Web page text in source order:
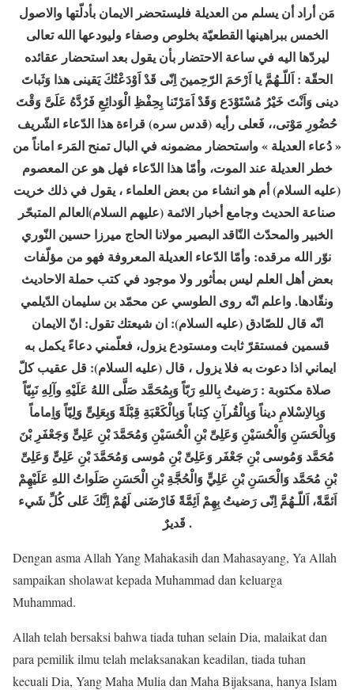
مَن أراد أن يسلم من العديلة فليستحضر الايمان بأدلّتها والاصول
الخمس ببراهينها القطعيّة بخلوص وصفاء وليودعها الله تعالى
ليردّها اليه في ساعة الاحتضار بأن يقول بعد استحضار عقائده
الحقّة : اَللّـهُمَّ يا اَرْحَمَ الرّحِمينَ اِنّى قَدْ اَوْدَعْتُكَ يَقينى هذا وَثَباتَ
دينى وَاَنْتَ خَيْرُ مُسْتَوْدَع وَقَدْ اَمَرْتَنا بِحِفْظِ الْوَدائِعِ فَرُدَّهُ عَلَىَّ وَقْتَ
حُضُورِ مَوْتى،، فَعلى رأيه (قدس سره) قراءة هذا الدّعاء الشّريف
« دُعاء العديلة » واستحضار مضمونه في البال تمنح المَرء اماناً من
خطر العديلة عند الموت، وأمّا هذا الدّعاء فهل هو عن المعصوم
(عليه السلام) أم هو انشاء من بعض العلماء ، يقول في ذلك خريت
صناعة الحديث وجامع أخبار الائمة (عليهم السلام)العالم المتبحّر
الخبير والمحدّث النّاقد البصير مولانا الحاج ميرزا حسين النّوري
نوّر الله مرقده: وأمّا الدّعاء العديلة المعروفة فهو من مؤلّفات
بعض أهل العلم ليس بمأثور ولا موجود في كتب حملة الاحاديث
ونقّادها. واعلم انّه روى الطوسي عن محمّد بن سليمان الدّيلمي
انّه قال للصّادق (عليه السلام): ان شيعتك تقول: انّ الايمان
قسمين فمستقرّ ثابت ومستودع يزول، فعلّمني دعاءً يكمل به
ايماني اذا دعوت به فلا يزول ، قال (عليه السلام): قل عقيب كلّ
صلاة مكتوبة : رَضيتُ بِاللهِ رَبّاً وَبِمُحَمَّد صَلَّى اللهُ عَلَيْهِ وآلِهِ نَبِيّاً
وَبِالاِسْلامِ ديناً وَبِالْقُرآنِ كِتاباً وَبِالْكَعْبَةِ قِبْلَةً وَبِعَلِىٍّ وَلِيّاً وَاِماماً
وَبِالْحَسَنِ وَالْحُسَيْنِ وَعَلِىِّ بْنِ الْحُسَيْنِ وَمُحَمَّدَ بْنِ عَلِىٍّ وَجَعْفَرِ بْنَ
مُحَمَّد وَمُوسى بْنِ جَعْفَر وَعَلِىِّ بْنِ مُوسى وَمُحَمَّدَ بْنِ عَلِىٍّ وَعَلِىِّ
بْنِ مُحَمَّد وَالْحَسَنِ بْنِ عَلِيٍّ وَالْحُجَّةِ بْنِ الْحَسَنِ صَلَواتُ اللهِ عَلَيْهِمْ
اَئمَّةً، اَللّـهُمَّ اِنّى رَضيتُ بِهِمْ اَئِمَّةً فَارْضَنى لَهُمْ اِنَّكَ عَلى كُلِّ شَيء
قَديرٌ .
Dengan asma Allah Yang Mahakasih dan Mahasayang, Ya Allah
sampaikan sholawat kepada Muhammad dan keluarga
Muhammad.
Allah telah bersaksi bahwa tiada tuhan selain Dia, malaikat dan
para pemilik ilmu telah melaksanakan keadilan, tiada tuhan
kecuali Dia, Yang Maha Mulia dan Maha Bijaksana, hanya Islam